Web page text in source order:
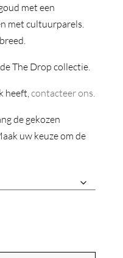
met een
met cultuurparels.
The Drop collectie.
heeft,contacteer ons.
de gekozen
uw keuze om de